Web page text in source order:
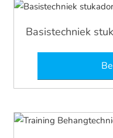
Basistechniek